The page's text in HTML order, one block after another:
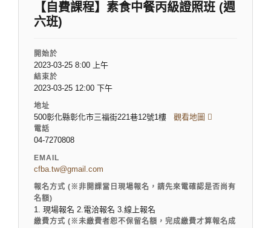
【自費課程】素食中餐丙級證照班 (週
六班)
開始於
2023-03-25 8:00 上午
結束於
2023-03-25 12:00 下午
地址
500彰化縣彰化市三福街221巷12號1樓 觀看地圖
電話
04-7270808
EMAIL
cfba.tw@gmail.com
報名方式 (※非開課當日現場報名，請先來電確認是否尚有
名額)
1. 現場報名 2.電洽報名 3.線上報名
繳費方式 (※未繳費者恕不保留名額，完成繳費才算報名成